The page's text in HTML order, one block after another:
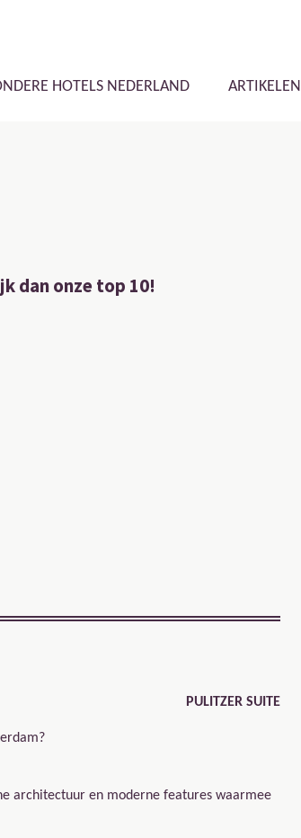
HOTELS NEDERLAND ARTIKELEN
dan onze top 10!
PULITZER SUITE
architectuur en moderne features waarmee